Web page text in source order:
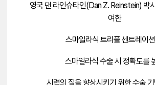
영국 댄 라인슈타인(Dan Z. Reinstein) 박
여한
스마일라식 트리플 센트레이
스마일라식 수술 시 정확도를
시력의 질을 향상시키기 위한 수술